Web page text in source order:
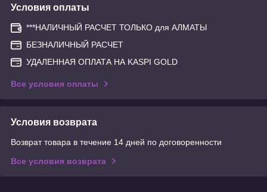
Условия оплаты
***НАЛИЧНЫЙ РАСЧЕТ ТОЛЬКО для АЛМАТЫ
БЕЗНАЛИЧНЫЙ РАСЧЕТ
УДАЛЕННАЯ ОПЛАТА НА KASPI GOLD
Все условия оплаты
Условия возврата
Возврат товара в течение 14 дней по договоренности
Все условия возврата